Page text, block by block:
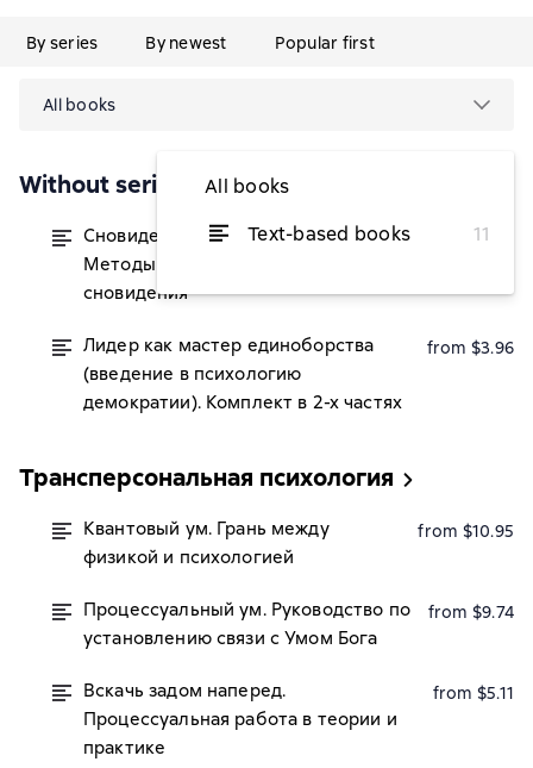
By series By newest Popular first
All books
All books
Text-based books
11
Without series
Сновидения в бодрствовании.
Методы 24-часового осознаваемого
сновидения
from $6.33
Лидер как мастер единоборства
(введение в психологию
демократии). Комплект в 2-х частях
from $3.96
Трансперсональная психология
Квантовый ум. Грань между
физикой и психологией
from $10.95
Процессуальный ум. Руководство по
установлению связи с Умом Бога
from $9.74
Вскачь задом наперед.
Процессуальная работа в теории и
практике
from $5.11